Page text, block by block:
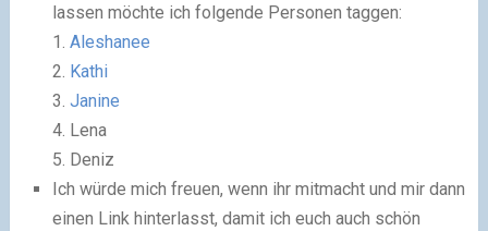
lassen möchte ich folgende Personen taggen:
1. Aleshanee
2. Kathi
3. Janine
4. Lena
5. Deniz
Ich würde mich freuen, wenn ihr mitmacht und mir dann
einen Link hinterlasst, damit ich euch auch schön